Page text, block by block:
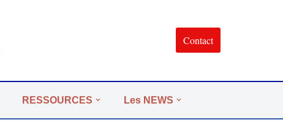
Contact
RESSOURCES Les NEWS